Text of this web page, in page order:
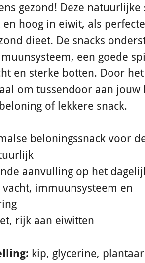
gezond! Deze natuurlijke
en hoog in eiwit, als
dieet. De snacks
een goede
en sterke botten. Door
om tussendoor aan jouw
of lekkere snack.
beloningssnack voor
aanvulling op het
immuunsysteem en
rijk aan eiwitten
kip, glycerine,